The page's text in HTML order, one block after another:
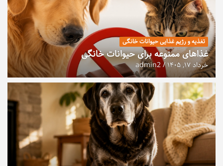
تغذیه و رژیم غذایی حیوانات خانگی
غذاهای ممنوعه برای حیوانات خانگی
خرداد ۱۷, ۱۴۰۵ admin2